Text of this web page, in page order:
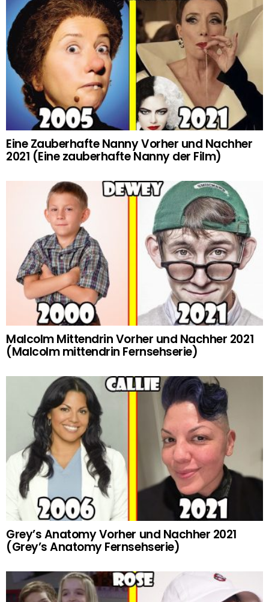
Eine Zauberhafte Nanny Vorher und Nachher
2021 (Eine zauberhafte Nanny der Film)
Malcolm Mittendrin Vorher und Nachher 2021
(Malcolm mittendrin Fernsehserie)
Grey’s Anatomy Vorher und Nachher 2021
(Grey’s Anatomy Fernsehserie)